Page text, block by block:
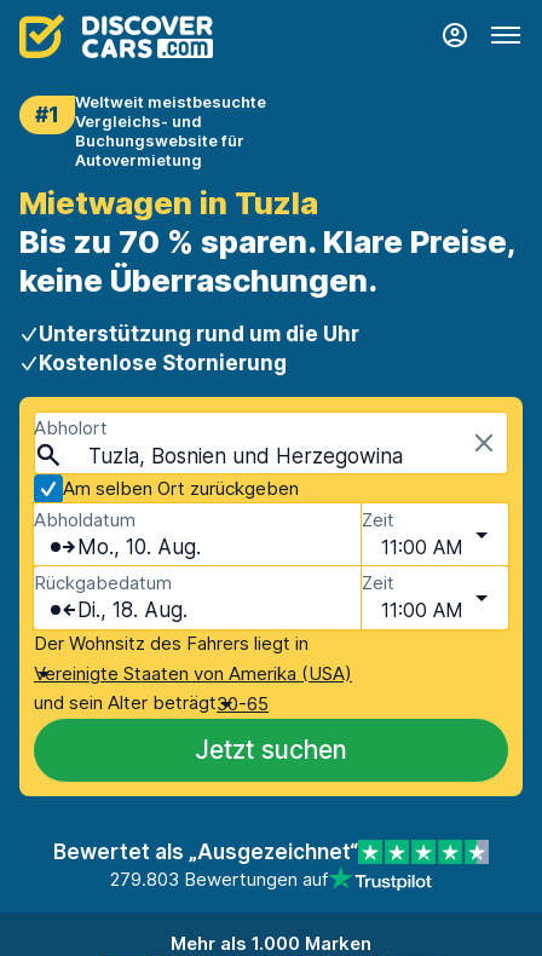
#1
Weltweit meistbesuchte
Vergleichs- und
Buchungswebsite für
Autovermietung
Mietwagen in Tuzla
Bis zu 70 % sparen. Klare Preise,
keine Überraschungen.
Unterstützung rund um die Uhr
Kostenlose Stornierung
Abholort
Tuzla, Bosnien und Herzegowina
Am selben Ort zurückgeben
Abholdatum
Mo., 10. Aug.
Zeit
11:00 AM
Rückgabedatum
Di., 18. Aug.
Zeit
11:00 AM
Der Wohnsitz des Fahrers liegt in
Vereinigte Staaten von Amerika (USA)
und sein Alter beträgt30-65
Jetzt suchen
Bewertet als „Ausgezeichnet“
279.803 Bewertungen auf
Mehr als 1.000 Marken